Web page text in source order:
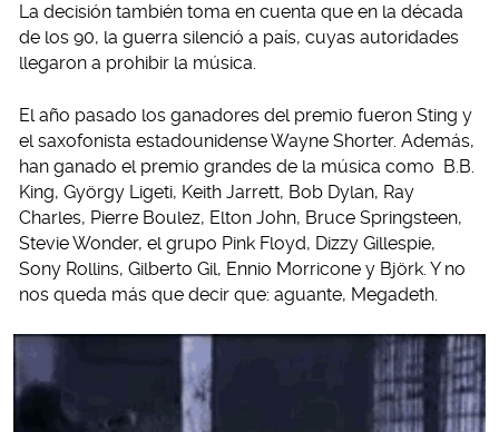
La decisión también toma en cuenta que en la década
de los 90, la guerra silenció a país, cuyas autoridades
llegaron a prohibir la música.
El año pasado los ganadores del premio fueron Sting y
el saxofonista estadounidense Wayne Shorter. Además,
han ganado el premio grandes de la música como B.B.
King, György Ligeti, Keith Jarrett, Bob Dylan, Ray
Charles, Pierre Boulez, Elton John, Bruce Springsteen,
Stevie Wonder, el grupo Pink Floyd, Dizzy Gillespie,
Sony Rollins, Gilberto Gil, Ennio Morricone y Björk. Y no
nos queda más que decir que: aguante, Megadeth.